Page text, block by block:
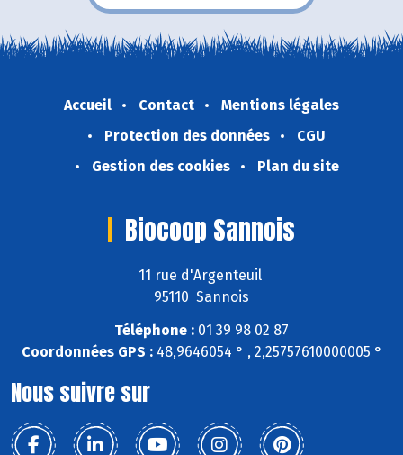
Accueil Contact
Mentions légales
Protection des données
CGU
Gestion des cookies
Plan du site
Biocoop Sannois
11 rue d'Argenteuil
95110 Sannois
Téléphone : 01 39 98 02 87
Coordonnées GPS :48,9646054 ° , 2,25757610000005 °
Nous suivre sur